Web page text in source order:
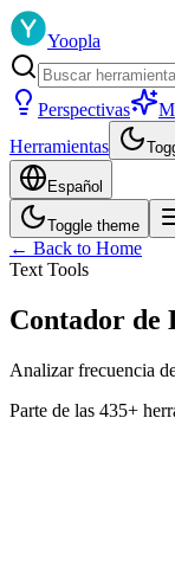
Yoopla
Perspectivas
Herramientas
Español
Toggle theme
← Back to Home
Text Tools
Contador de
Analizar frecuencia
Parte de las 435+